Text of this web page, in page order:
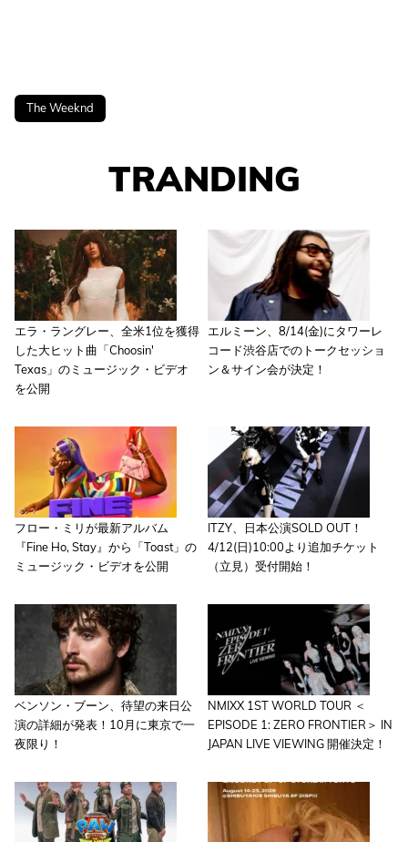
The Weeknd
TRANDING
エラ・ラングレー、全米1位を獲得
した大ヒット曲「Choosin'
Texas」のミュージック・ビデオ
を公開
エルミーン、8/14(金)にタワーレ
コード渋谷店でのトークセッショ
ン＆サイン会が決定！
フロー・ミリが最新アルバム
『Fine Ho, Stay』から「Toast」の
ミュージック・ビデオを公開
ITZY、日本公演SOLD OUT！
4/12(日)10:00より追加チケット
（立見）受付開始！
ベンソン・ブーン、待望の来日公
演の詳細が発表！10月に東京で一
夜限り！
NMIXX 1ST WORLD TOUR ＜
EPISODE 1: ZERO FRONTIER＞ IN
JAPAN LIVE VIEWING 開催決定！